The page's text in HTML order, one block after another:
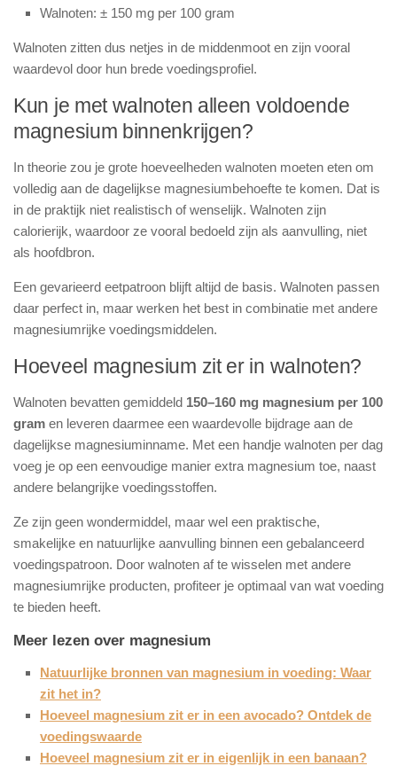
Walnoten: ± 150 mg per 100 gram
Walnoten zitten dus netjes in de middenmoot en zijn vooral
waardevol door hun brede voedingsprofiel.
Kun je met walnoten alleen voldoende
magnesium binnenkrijgen?
In theorie zou je grote hoeveelheden walnoten moeten eten om
volledig aan de dagelijkse magnesiumbehoefte te komen. Dat is
in de praktijk niet realistisch of wenselijk. Walnoten zijn
calorierijk, waardoor ze vooral bedoeld zijn als aanvulling, niet
als hoofdbron.
Een gevarieerd eetpatroon blijft altijd de basis. Walnoten passen
daar perfect in, maar werken het best in combinatie met andere
magnesiumrijke voedingsmiddelen.
Hoeveel magnesium zit er in walnoten?
Walnoten bevatten gemiddeld 150–160 mg magnesium per 100
gram en leveren daarmee een waardevolle bijdrage aan de
dagelijkse magnesiuminname. Met een handje walnoten per dag
voeg je op een eenvoudige manier extra magnesium toe, naast
andere belangrijke voedingsstoffen.
Ze zijn geen wondermiddel, maar wel een praktische,
smakelijke en natuurlijke aanvulling binnen een gebalanceerd
voedingspatroon. Door walnoten af te wisselen met andere
magnesiumrijke producten, profiteer je optimaal van wat voeding
te bieden heeft.
Meer lezen over magnesium
Natuurlijke bronnen van magnesium in voeding: Waar
zit het in?
Hoeveel magnesium zit er in een avocado? Ontdek de
voedingswaarde
Hoeveel magnesium zit er in eigenlijk in een banaan?